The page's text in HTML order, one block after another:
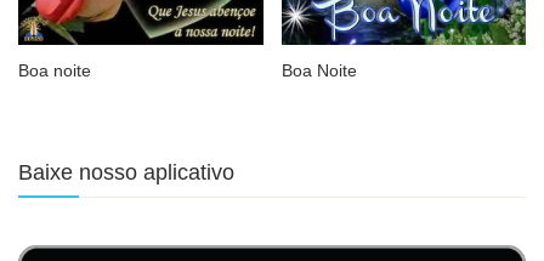
Boa noite Boa Noite
Baixe nosso aplicativo